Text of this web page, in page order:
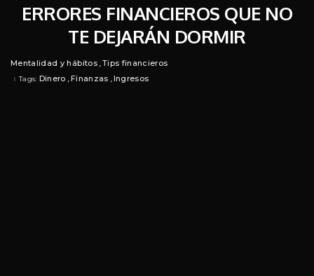
ERRORES FINANCIEROS QUE NO
TE DEJARÁN DORMIR
Mentalidad y hábitos Tips financieros
Tags: Dinero Finanzas Ingresos